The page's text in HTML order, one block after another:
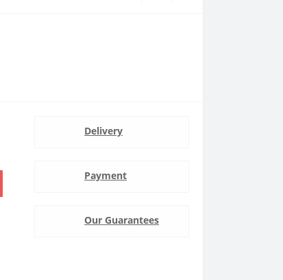
Delivery
Payment
Our Guarantees